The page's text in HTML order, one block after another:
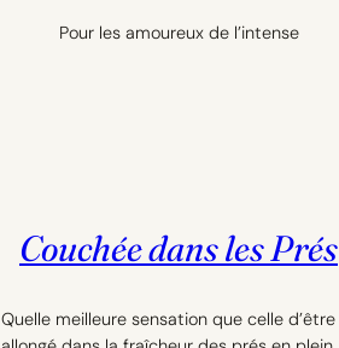
Pour les amoureux de l’intense
Couchée dans les Prés
Quelle meilleure sensation que celle d’être